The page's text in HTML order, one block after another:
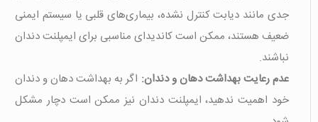
جدی مانند دیابت کنترل نشده، بیماری‌های قلبی یا سیستم ایمنی
ضعیف هستند، ممکن است کاندیدای مناسبی برای ایمپلنت دندان
نباشند.
عدم رعایت بهداشت دهان و دندان: اگر به بهداشت دهان و دندان
خود اهمیت ندهید، ایمپلنت دندان نیز ممکن است دچار مشکل